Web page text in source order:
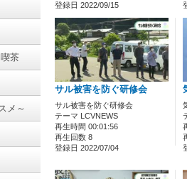
茶
メ～
登録日 2022/09/15
サル被害を防ぐ研修会
サル被害を防ぐ研修会
テーマ LCVNEWS
再生時間 00:01:56
再生回数 8
登録日 2022/07/04